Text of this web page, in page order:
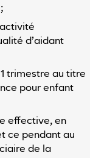
d’aidant
trimestre au titre
pour enfant
effective, en
ce pendant au
de la